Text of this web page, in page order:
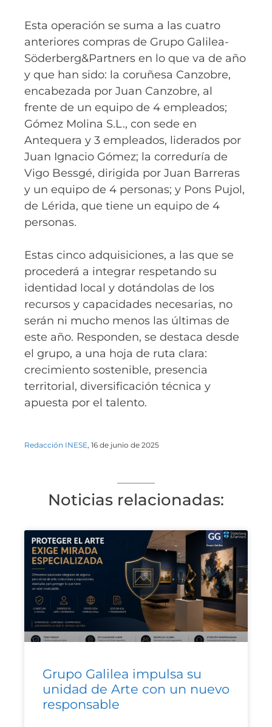
Esta operación se suma a las cuatro
anteriores compras de Grupo Galilea-
Söderberg&Partners en lo que va de año
y que han sido: la coruñesa Canzobre,
encabezada por Juan Canzobre, al
frente de un equipo de 4 empleados;
Gómez Molina S.L., con sede en
Antequera y 3 empleados, liderados por
Juan Ignacio Gómez; la correduría de
Vigo Bessgé, dirigida por Juan Barreras
y un equipo de 4 personas; y Pons Pujol,
de Lérida, que tiene un equipo de 4
personas.
Estas cinco adquisiciones, a las que se
procederá a integrar respetando su
identidad local y dotándolas de los
recursos y capacidades necesarias, no
serán ni mucho menos las últimas de
este año. Responden, se destaca desde
el grupo, a una hoja de ruta clara:
crecimiento sostenible, presencia
territorial, diversificación técnica y
apuesta por el talento.
Redacción INESE, 16 de junio de 2025
Noticias relacionadas:
Grupo Galilea impulsa su
unidad de Arte con un nuevo
responsable